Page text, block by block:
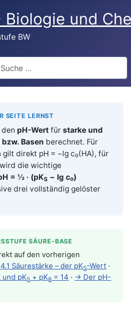
BW
SEITE LERNST
pH-Wert fürstarke und
Basen berechnet. Für
gilt direkt pH = −lg c₀(HA), für
die wichtige
= ½ · (pKS − lg c₀)
drei vollständig gelöster
SÄURE-BASE
auf den vorherigen
Säurestärke – der pKS-Wert ·
und pKS + pKB = 14 · → Der pH-